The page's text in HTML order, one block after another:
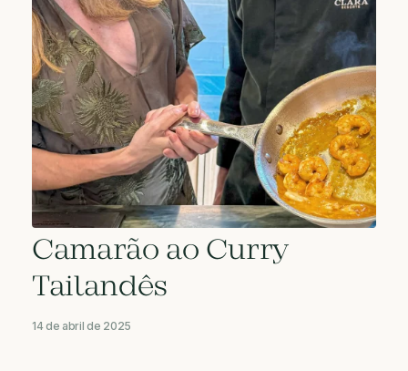
Camarão ao Curry
Tailandês
14 de abril de 2025